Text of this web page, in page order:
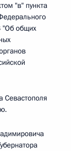
"в" пункта
"Об общих
Севастополя